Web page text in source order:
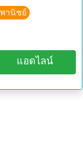
นทาน วิธีแก้คือ
ทาน ไม่มีมอด
ค้าประเมิณและ
รับ
านิชย์
แอดไลน์